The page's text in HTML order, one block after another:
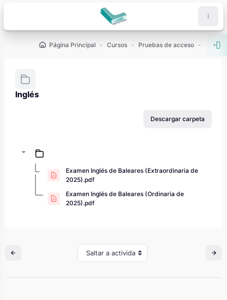
Página Principal Cursos Pruebas de acceso PAU -
Inglés
Descargar carpeta
Examen Inglés de Baleares (Extraordinaria de
2025).pdf
Examen Inglés de Baleares (Ordinaria de
2025).pdf
Saltar a actividad